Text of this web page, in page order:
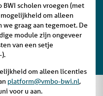
scholen vroegen (met
om alleen
graag aan tegemoet. De
module zijn ongeveer
van een setje
om alleen licenties
platform@vmbo-bwi.nl,
voor u aan.